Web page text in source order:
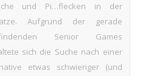
und Pi…flecken in der
Aufgrund der gerade
Senior Games
sich die Suche nach einer
etwas schwieriger (und